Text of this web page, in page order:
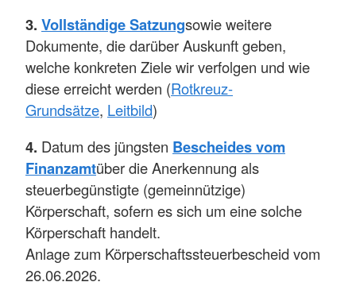
3. Vollständige Satzungsowie weitere
Dokumente, die darüber Auskunft geben,
welche konkreten Ziele wir verfolgen und wie
diese erreicht werden (Rotkreuz-
Grundsätze, Leitbild)
4. Datum des jüngsten Bescheides vom
Finanzamtüber die Anerkennung als
steuerbegünstigte (gemeinnützige)
Körperschaft, sofern es sich um eine solche
Körperschaft handelt.
Anlage zum Körperschaftssteuerbescheid vom
26.06.2026.